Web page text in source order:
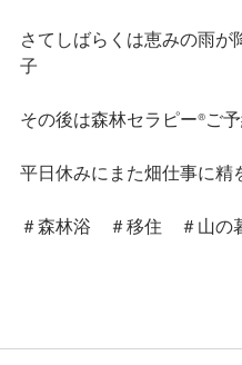
さてしばらくは恵みの雨が
子
その後は森林セラピー®︎ご
平日休みにまた畑仕事に精
＃森林浴　＃移住　＃山の